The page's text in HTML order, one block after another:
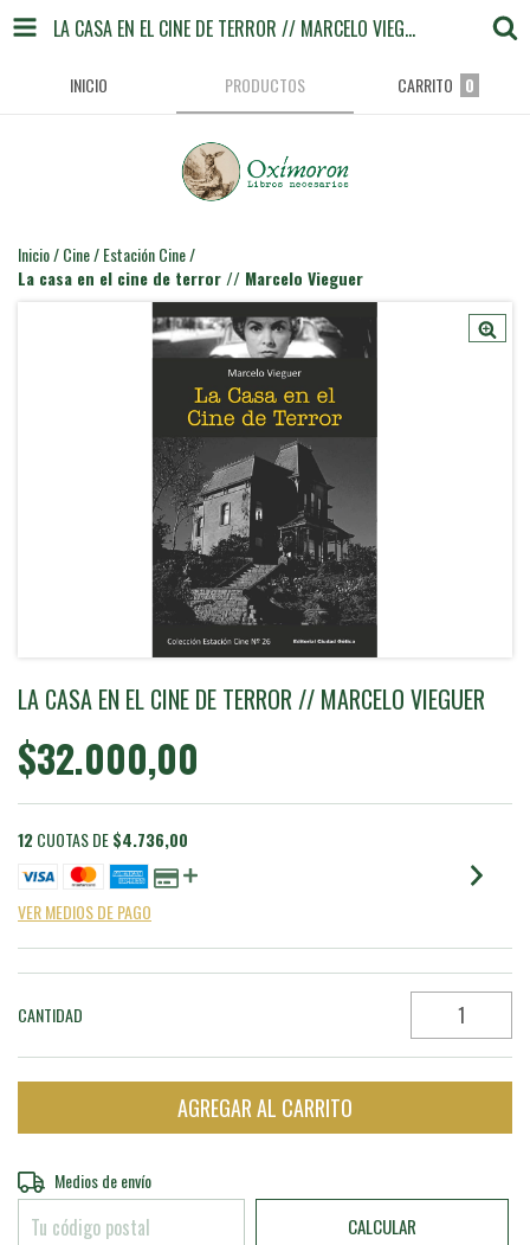
LA CASA EN EL CINE DE TERROR // MARCELO VIEGUER
INICIO PRODUCTOS CARRITO 0
Inicio/Cine/Estación Cine/
La casa en el cine de terror // Marcelo Vieguer
LA CASA EN EL CINE DE TERROR // MARCELO VIEGUER
$32.000,00
12CUOTAS DE$4.736,00
VER MEDIOS DE PAGO
CANTIDAD
Entregas para el CP:
Medios de envío
CALCULAR